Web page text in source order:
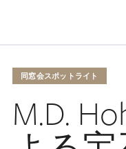
同窓会スポットライト
M.D.